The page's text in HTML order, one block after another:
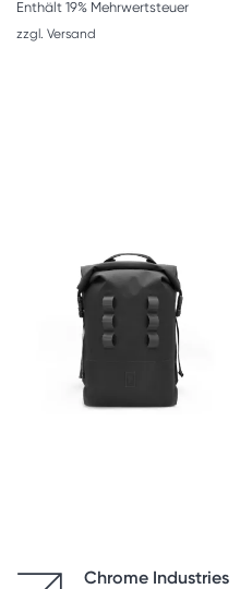
Enthält 19% Mehrwertsteuer
zzgl. Versand
Chrome Industries